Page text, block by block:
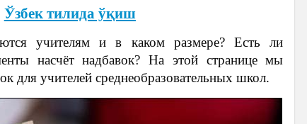
Ўзбек тилида ўқиш
учителям и в каком размере? Есть ли
насчёт надбавок? На этой странице мы
для учителей среднеобразовательных школ.